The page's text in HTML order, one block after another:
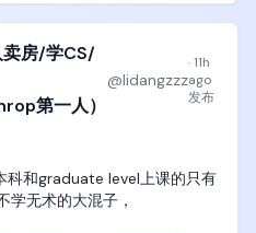
三相交流电机这个绕组怎么算
电压电流为什么是这个关系，
，又他妈吃半年狗屎，
，是根本就他妈不跟你聊设
，十几年就是这么做的，爱学
了，三四十岁的人，基本上处
个人跟个大傻逼一样，行尸走
位上，几乎没有任何转行和试
也只是弱智脑瘫傻逼都能干的
，让他们学炒个鱼香肉丝，
是你的错，不是学习的错，
房/学CS/
第一人）
@lidangzzz
·11h
ago
发布
科和graduate level上课的只有
无术的大混子，